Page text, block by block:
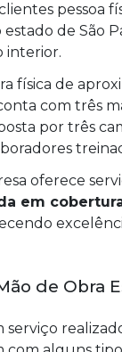
pessoa
de São
interior.
física de
com três
por três
oferece
em
de Obra